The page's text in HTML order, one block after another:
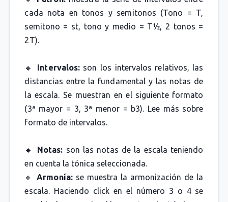
cada nota en tonos y semitonos (Tono = T,
semitono = st, tono y medio = T½, 2 tonos =
2T).
🔸 Intervalos:son los intervalos relativos, las
distancias entre la fundamental y las notas de
la escala. Se muestran en el siguiente formato
(3ª mayor = 3, 3ª menor = b3). Lee más sobre
formato de intervalos.
🔸 Notas: son las notas de la escala teniendo
en cuenta la tónica seleccionada.
🔸Armonía:se muestra la armonización de la
escala. Haciendo click en el número 3 o 4 se